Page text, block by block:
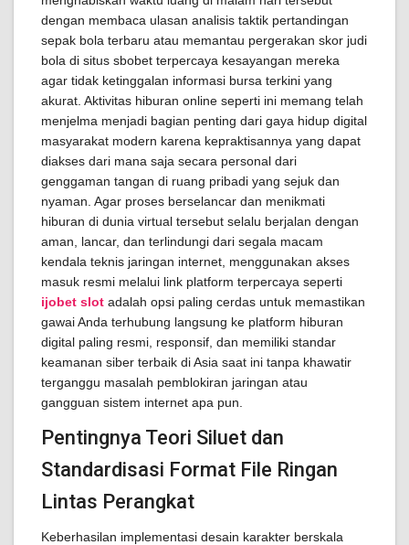
dengan membaca ulasan analisis taktik pertandingan
sepak bola terbaru atau memantau pergerakan skor judi
bola di situs sbobet terpercaya kesayangan mereka
agar tidak ketinggalan informasi bursa terkini yang
akurat. Aktivitas hiburan online seperti ini memang telah
menjelma menjadi bagian penting dari gaya hidup digital
masyarakat modern karena kepraktisannya yang dapat
diakses dari mana saja secara personal dari
genggaman tangan di ruang pribadi yang sejuk dan
nyaman. Agar proses berselancar dan menikmati
hiburan di dunia virtual tersebut selalu berjalan dengan
aman, lancar, dan terlindungi dari segala macam
kendala teknis jaringan internet, menggunakan akses
masuk resmi melalui link platform terpercaya seperti
ijobet slot adalah opsi paling cerdas untuk memastikan
gawai Anda terhubung langsung ke platform hiburan
digital paling resmi, responsif, dan memiliki standar
keamanan siber terbaik di Asia saat ini tanpa khawatir
terganggu masalah pemblokiran jaringan atau
gangguan sistem internet apa pun.
Pentingnya Teori Siluet dan
Standardisasi Format File Ringan
Lintas Perangkat
Keberhasilan implementasi desain karakter berskala